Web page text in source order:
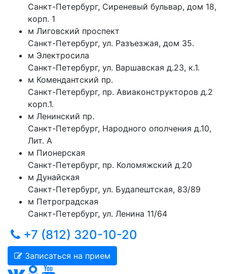
Санкт-Петербург, Сиреневый бульвар, дом 18,
корп. 1
м Лиговский проспект
Санкт-Петербург, ул. Разъезжая, дом 35.
м Электросила
Санкт-Петербург, ул. Варшавская д.23, к.1.
м Комендантский пр.
Санкт-Петербург, пр. Авиаконструкторов д.2
корп.1.
м Ленинский пр.
Санкт-Петербург, Народного ополчения д.10,
Лит. А
м Пионерская
Санкт-Петербург, пр. Коломяжский д.20
м Дунайская
Санкт-Петербург, ул. Будапештская, 83/89
м Петроградская
Санкт-Петербург, ул. Ленина 11/64
+7 (812) 320-10-20
Записаться на прием